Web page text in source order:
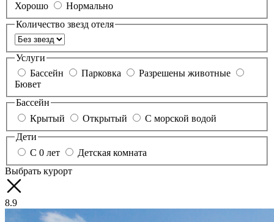
Хорошо
Нормально
Количество звезд отеля
Услуги
Бассейн
Парковка
Разрешены животные
Бювет
Бассейн
Крытый
Открытый
С морской водой
Дети
С 0 лет
Детская комната
Выбрать курорт
8.9